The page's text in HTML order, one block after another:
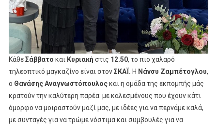
ΚάθεΣάββατο και Κυριακή στις 12.50, το πιο χαλαρό
τηλεοπτικό μαγκαζίνο είναι στονΣΚΑΪ. Η Νάνσυ Ζαμπέτογλου,
ο Θανάσης Αναγνωστόπουλοςκαι η ομάδα της εκπομπής μάς
κρατούν την καλύτερη παρέα: με καλεσμένους που έχουν κάτι
όμορφο να μοιραστούν μαζί μας, με ιδέες για να περνάμε καλά,
με συνταγές για να τρώμε νόστιμα και συμβουλές για να